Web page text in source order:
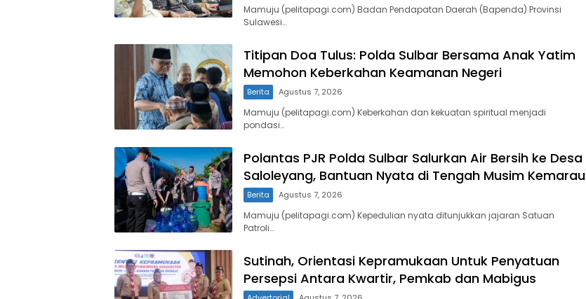
Mamuju (pelitapagi.com) Badan Pendapatan Daerah (Bapenda) Provinsi
Sulawesi…
Titipan Doa Tulus: Polda Sulbar Bersama Anak Yatim
Memohon Keberkahan Keamanan Negeri
Berita Agustus 7, 2026
Mamuju (pelitapagi.com) Keberkahan dan kekuatan spiritual menjadi
pondasi…
Polantas PJR Polda Sulbar Salurkan Air Bersih ke Desa
Saloleyang, Bantuan Nyata di Tengah Musim Kemarau
Berita Agustus 7, 2026
Mamuju (pelitapagi.com) Kepedulian nyata ditunjukkan jajaran Satuan
Patroli…
Sutinah, Orientasi Kepramukaan Untuk Penyatuan
Persepsi Antara Kwartir, Pemkab dan Mabigus